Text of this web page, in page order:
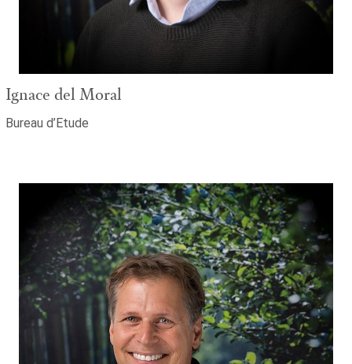
Ignace del Moral
Bureau d’Etude